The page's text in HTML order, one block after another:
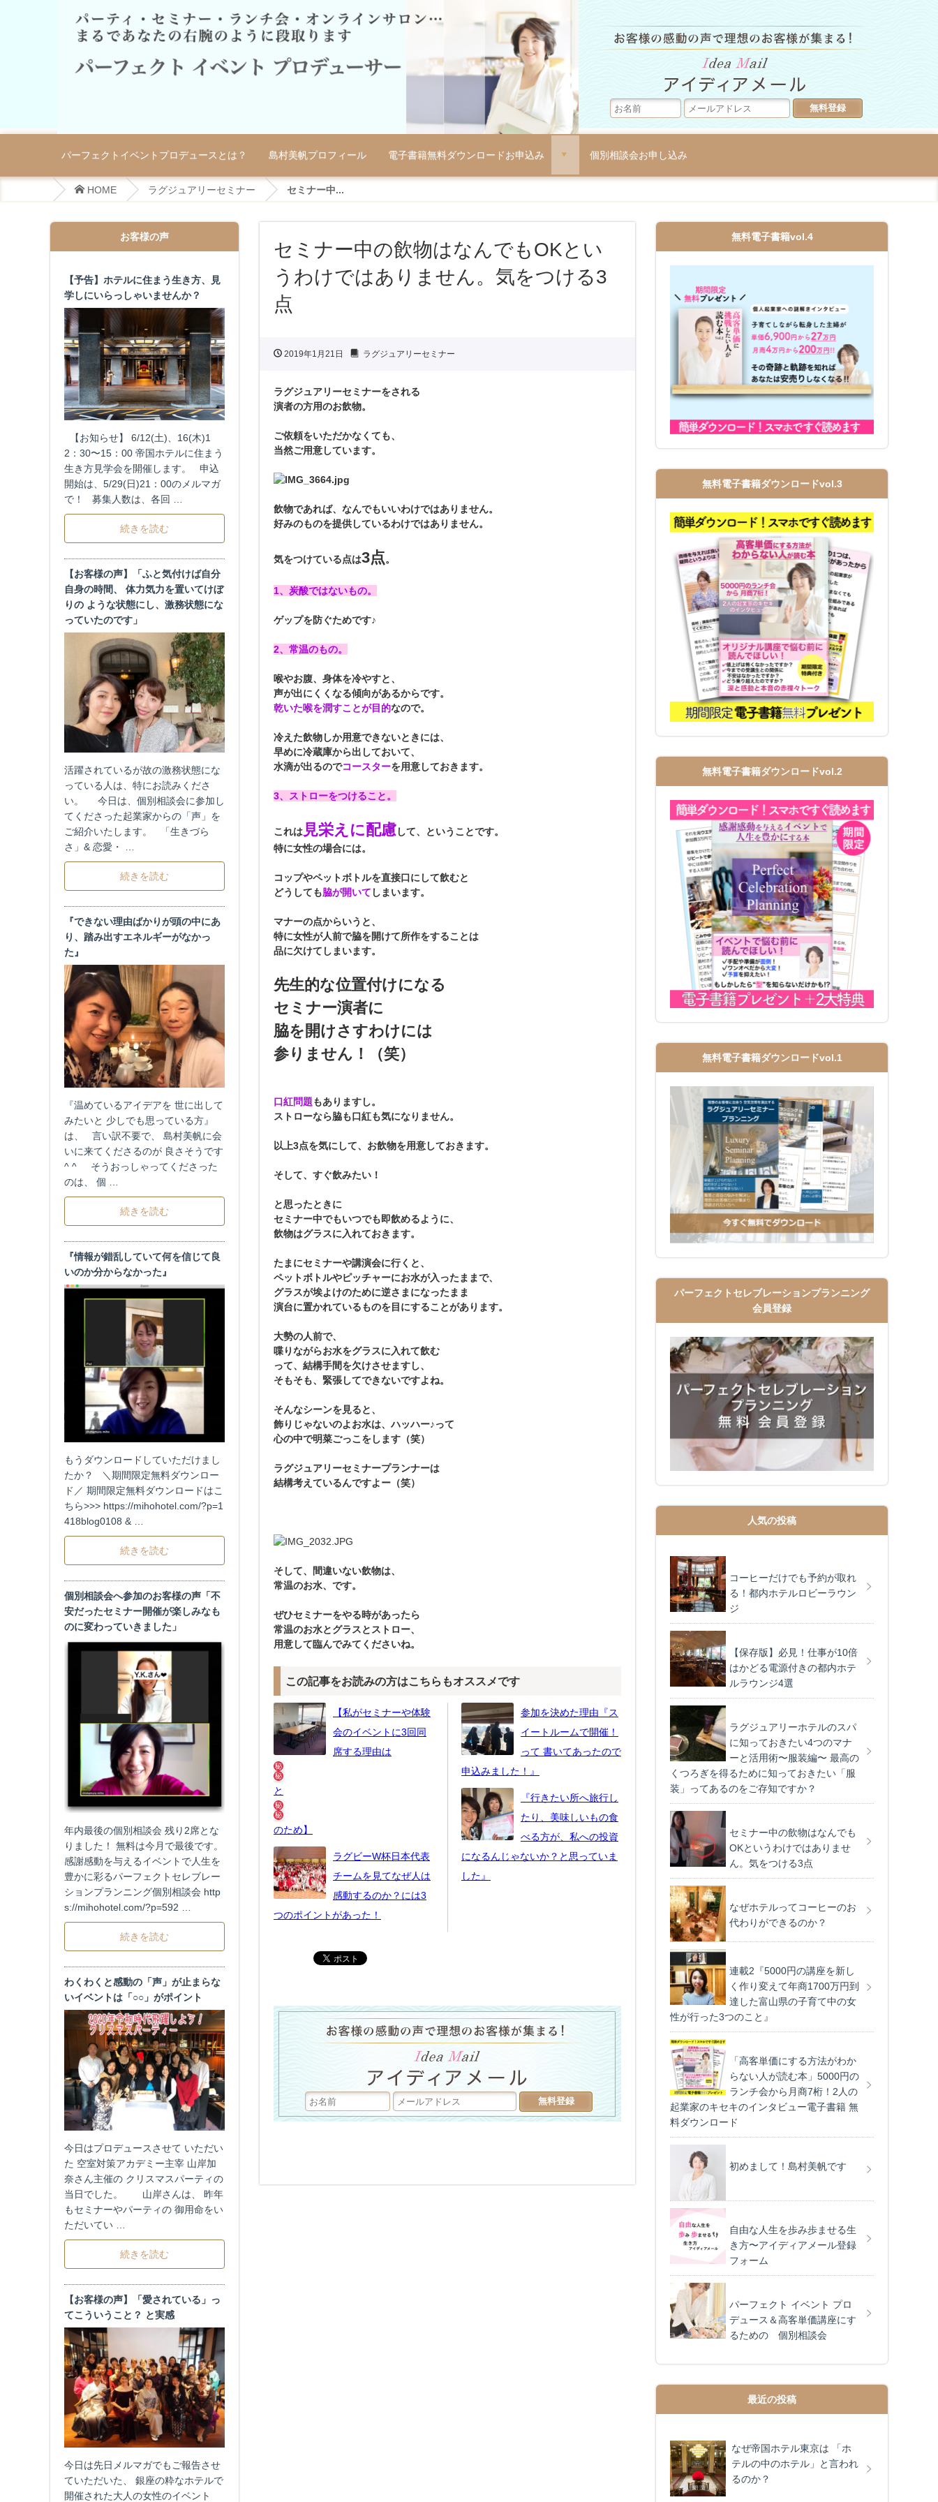
パーフェクトイベントプロデュースとは？ 島村美帆プロフィール 電子書籍無料ダウンロードお申込み d 個別相談会お申し込み
HOME ラグジュアリーセミナー セミナー中...
セミナー中の飲物はなんでもOKとい
うわけではありません。気をつける3
点
2019年1月21日 ラグジュアリーセミナー
ラグジュアリーセミナーをされる
演者の方用のお飲物。
ご依頼をいただかなくても、
当然ご用意しています。
飲物であれば、なんでもいいわけではありません。
好みのものを提供しているわけではありません。
気をつけている点は3点。
1、炭酸ではないもの。
ゲップを防ぐためです♪
2、常温のもの。
喉やお腹、身体を冷やすと、
声が出にくくなる傾向があるからです。
乾いた喉を潤すことが目的なので。
冷えた飲物しか用意できないときには、
早めに冷蔵庫から出しておいて、
水滴が出るのでコースターを用意しておきます。
3、ストローをつけること。
これは見栄えに配慮して、ということです。
特に女性の場合には。
コップやペットボトルを直接口にして飲むと
どうしても脇が開いて しまいます。
マナーの点からいうと、
特に女性が人前で脇を開けて所作をすることは
品に欠けてしまいます。
先生的な位置付けになる
セミナー演者に
脇を開けさすわけには
参りません！（笑）
口紅問題もありますし。
ストローなら脇も口紅も気になりません。
以上3点を気にして、お飲物を用意しておきます。
そして、すぐ飲みたい！
と思ったときに
セミナー中でもいつでも即飲めるように、
飲物はグラスに入れておきます。
たまにセミナーや講演会に行くと、
ペットボトルやピッチャーにお水が入ったままで、
グラスが埃よけのために逆さまになったまま
演台に置かれているものを目にすることがあります。
大勢の人前で、
喋りながらお水をグラスに入れて飲む
って、結構手間を欠けさせますし、
そもそも、緊張してできないですよね。
そんなシーンを見ると、
飾りじゃないのよお水は、ハッハー♪って
心の中で明菜ごっこをします（笑）
ラグジュアリーセミナープランナーは
結構考えているんですよー（笑）
そして、間違いない飲物は、
常温のお水、です。
ぜひセミナーをやる時があったら
常温のお水とグラスとストロー、
用意して臨んでみてくださいね。
この記事をお読みの方はこちらもオススメです
【私がセミナーや体験
会のイベントに3回同
席する理由は
と
のため】
ラグビーW杯日本代表
チームを見てなぜ人は
感動するのか？には3
つのポイントがあった！
参加を決めた理由『ス
イートルームで開催！
って 書いてあったので
申込みました！』
『行きたい所へ旅行し
たり、美味しいもの食
べる方が、私への投資
になるんじゃないか？と思っていま
した』
ラグジュアリーなホテル空間を活用する ビジネスアイディアメール登
お客様の声
【予告】ホテルに住まう生き方、見
学しにいらっしゃいませんか？
【お知らせ】 6/12(土)、16(木)1
2：30〜15：00 帝国ホテルに住まう
生き方見学会を開催します。 申込
開始は、5/29(日)21：00のメルマガ
で！ 募集人数は、各回 …
続きを読む
【お客様の声】「ふと気付けば自分
自身の時間、 体力気力を置いてけぼ
りの ような状態にし、激務状態にな
っていたのです」
活躍されているが故の激務状態にな
っている人は、特にお読みくださ
い。 今日は、個別相談会に参加し
てくださった起業家からの「声」を
ご紹介いたします。 「生きづら
さ」& 恋愛・ …
続きを読む
『できない理由ばかりが頭の中にあ
り、踏み出すエネルギーがなかっ
た』
『温めているアイデアを 世に出して
みたいと 少しでも思っている方』
は、 言い訳不要で、 島村美帆に会
いに来てくださるのが 良さそうです
^ ^ そうおっしゃってくださった
のは、 個 …
続きを読む
『情報が錯乱していて何を信じて良
いのか分からなかった』
もうダウンロードしていただけまし
たか？ ＼期間限定無料ダウンロー
ド／ 期間限定無料ダウンロードはこ
ちら>>> https://mihohotel.com/?p=1
418blog0108 & …
続きを読む
個別相談会へ参加のお客様の声「不
安だったセミナー開催が楽しみなも
のに変わっていきました」
年内最後の個別相談会 残り2席とな
りました！ 無料は今月で最後です。
感謝感動を与えるイベントで人生を
豊かに彩るパーフェクトセレブレー
ションプランニング個別相談会 http
s://mihohotel.com/?p=592 …
続きを読む
わくわくと感動の「声」が止まらな
いイベントは「○○」がポイント
今日はプロデュースさせて いただい
た 空室対策アカデミー主宰 山岸加
奈さん主催の クリスマスパーティの
当日でした。 山岸さんは、 昨年
もセミナーやパーティの 御用命をい
ただいてい …
続きを読む
【お客様の声】「愛されている」っ
てこういうこと？ と実感
今日は先日メルマガでもご報告させ
ていただいた、 銀座の粋なホテルで
開催された大人の女性のイベント
無料電子書籍vol.4
無料電子書籍ダウンロードvol.3
無料電子書籍ダウンロードvol.2
無料電子書籍ダウンロードvol.1
パーフェクトセレブレーションプランニング
会員登録
人気の投稿
コーヒーだけでも予約が取れ
る！都内ホテルロビーラウン
ジ
【保存版】必見！仕事が10倍
はかどる電源付きの都内ホテ
ルラウンジ4選
ラグジュアリーホテルのスパ
に知っておきたい4つのマナ
ーと活用術〜服装編〜 最高の
くつろぎを得るために知っておきたい「服
装」ってあるのをご存知ですか？
セミナー中の飲物はなんでも
OKというわけではありませ
ん。気をつける3点
なぜホテルってコーヒーのお
代わりができるのか？
連載2『5000円の講座を新し
く作り変えて年商1700万円到
達した富山県の子育て中の女
性が行った3つのこと』
「高客単価にする方法がわか
らない人が読む本」5000円の
ランチ会から月商7桁！2人の
起業家のキセキのインタビュー電子書籍 無
料ダウンロード
初めまして！島村美帆です
自由な人生を歩み歩ませる生
き方〜アイディアメール登録
フォーム
パーフェクト イベント プロ
デュース＆高客単価講座にす
るための 個別相談会
最近の投稿
なぜ帝国ホテル東京は 「ホ
テルの中のホテル」と言われ
るのか？